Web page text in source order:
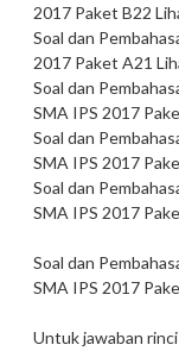
2017 Paket B22
Soal dan
2017 Paket A21
Soal dan
SMA IPS 2017
Soal dan
SMA IPS 2017
Soal dan
SMA IPS 2017
Soal dan
SMA IPS 2017
Untuk jawaban rinci